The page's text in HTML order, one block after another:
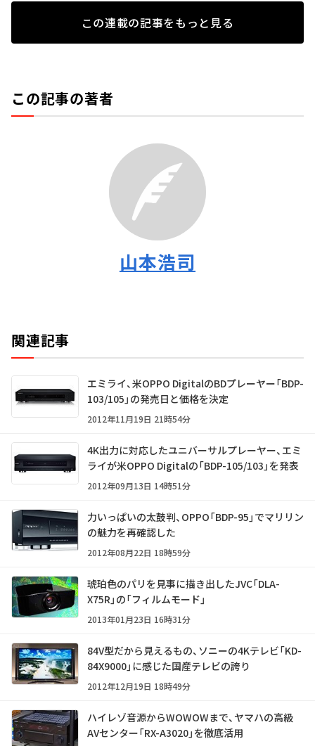
この連載の記事をもっと見る
この記事の著者
山本浩司
関連記事
エミライ、米OPPO DigitalのBDプレーヤー「BDP-
103/105」の発売日と価格を決定
2012年11月19日 21時54分
4K出力に対応したユニバーサルプレーヤー、エミ
ライが米OPPO Digitalの「BDP-105/103」を発表
2012年09月13日 14時51分
力いっぱいの太鼓判、OPPO「BDP-95」でマリリン
の魅力を再確認した
2012年08月22日 18時59分
琥珀色のパリを見事に描き出したJVC「DLA-
X75R」の「フィルムモード」
2013年01月23日 16時31分
84V型だから見えるもの、ソニーの4Kテレビ「KD-
84X9000」に感じた国産テレビの誇り
2012年12月19日 18時49分
ハイレゾ音源からWOWOWまで、ヤマハの高級
AVセンター「RX-A3020」を徹底活用